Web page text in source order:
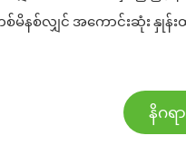
စ်မိနစ်လျှင် အကောင်းဆုံး နှု
နိဂရ